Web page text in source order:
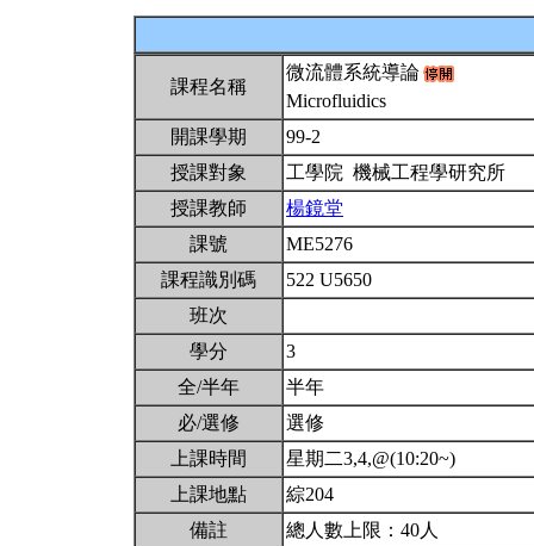
課程名稱
微流體系統導論
Microfluidics
開課學期
99-2
授課對象
工學院 機械工程學研究所
授課教師
楊鏡堂
課號
ME5276
課程識別碼
522 U5650
班次
學分
3
全/半年
半年
必/選修
選修
上課時間
星期二3,4,@(10:20~)
上課地點
綜204
備註
總人數上限：40人